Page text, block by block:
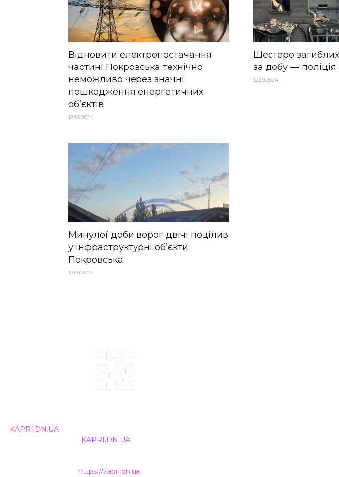
Відновити електропостачання
частині Покровська технічно
неможливо через значні
пошкодження енергетичних
об’єктів
12.09.2024
Шестеро
за добу —
12.09.2024
Минулої доби ворог двічі поцілив
у інфраструктурні об’єкти
Покровська
12.09.2024
KAPRI.DN.UA
KAPRI.DN.UA
https://kapri.dn.ua